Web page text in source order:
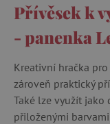
Přívěsek k
- panenka
Kreativní hračka
zároveň praktický
Také lze využít jako
přiloženými